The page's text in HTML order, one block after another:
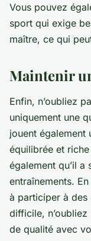
Vous pouvez
sport qui exige
maître, ce qui
Maintenir
Enfin, n’oubliez
uniquement une
jouent également
équilibrée et
également qu’il
entraînements.
à participer à des
difficile,
de qualité avec